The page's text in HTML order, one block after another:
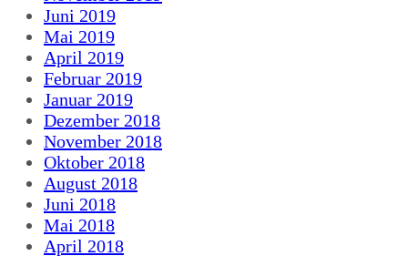
Juni 2019
Mai 2019
April 2019
Februar 2019
Januar 2019
Dezember 2018
November 2018
Oktober 2018
August 2018
Juni 2018
Mai 2018
April 2018